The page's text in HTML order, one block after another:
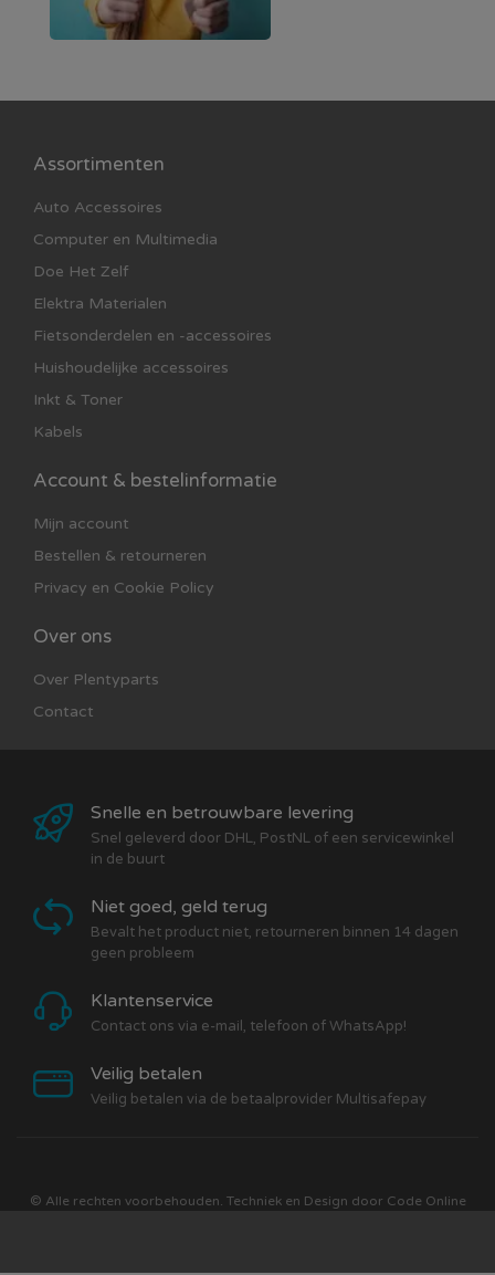
Assortimenten
Auto Accessoires
Computer en Multimedia
Doe Het Zelf
Elektra Materialen
Fietsonderdelen en -accessoires
Huishoudelijke accessoires
Inkt & Toner
Kabels
Account & bestelinformatie
Mijn account
Bestellen & retourneren
Privacy en Cookie Policy
Over ons
Over Plentyparts
Contact
Snelle en betrouwbare levering
Snel geleverd door DHL, PostNL of een servicewinkel
in de buurt
Niet goed, geld terug
Bevalt het product niet, retourneren binnen 14 dagen
geen probleem
Klantenservice
Contact ons via e-mail, telefoon of WhatsApp!
Veilig betalen
Veilig betalen via de betaalprovider Multisafepay
© Alle rechten voorbehouden. Techniek en Design door Code Online